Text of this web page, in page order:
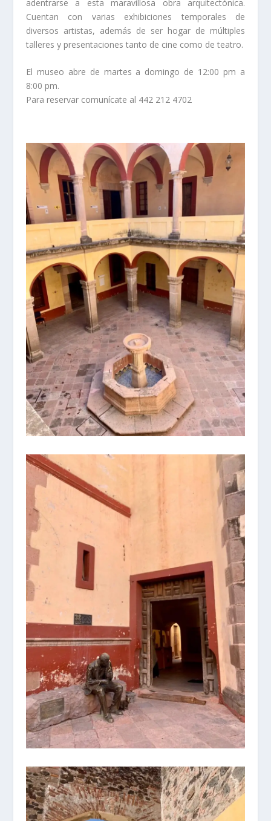
adentrarse a esta maravillosa obra arquitectónica.
Cuentan con varias exhibiciones temporales de
diversos artistas, además de ser hogar de múltiples
talleres y presentaciones tanto de cine como de teatro.
El museo abre de martes a domingo de 12:00 pm a
8:00 pm.
Para reservar comunícate al 442 212 4702